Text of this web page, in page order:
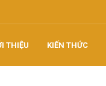
THIỆU KIẾN THỨC